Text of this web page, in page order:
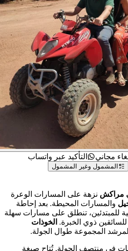
مجاني التأكيد عبر واتساب
المشمول وغير المشمول
نزهة على المسارات الوعرة
المحيطة. بعد إحاطة
تنطلق على مسارات سهلة
ذوي الخبرة.الخوذات
المجموعة طوال الجولة.
منتصف الجولة. تُتاح صيغة